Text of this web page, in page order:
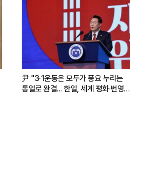
尹 "3·1운동은 모두가 풍요 누리는
통일로 완결... 한일, 세계 평화·번영